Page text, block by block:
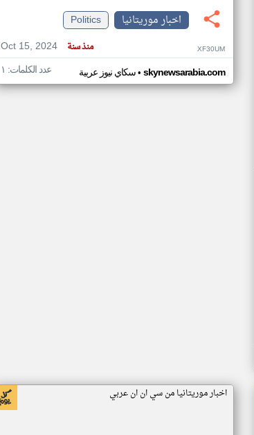
اخبار موريتانيا
Politics
Oct 15, 2024
منذ سنة XF30UM
سكاي نيوز عربية• skynewsarabia.com عدد الكلمات: ١
اخبار موريتانيا من سي ان ان عربي